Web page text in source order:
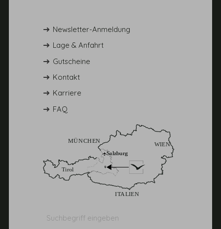
Newsletter-Anmeldung
Lage & Anfahrt
Gutscheine
Kontakt
Karriere
FAQ
eingeben